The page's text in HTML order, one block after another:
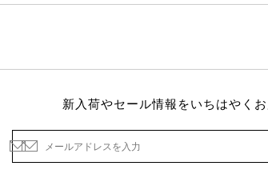
新入荷やセール情報をいちはやくお